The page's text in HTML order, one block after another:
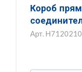
Короб
Арт.